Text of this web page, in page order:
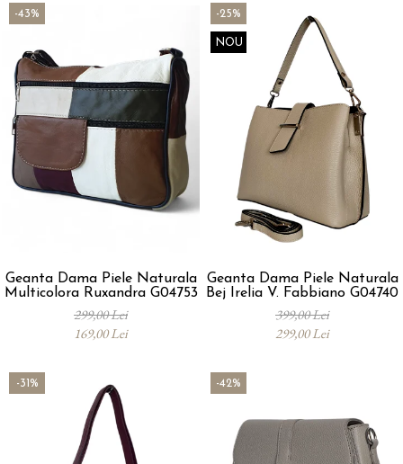
-43%
Geanta Dama Piele Naturala
Multicolora Ruxandra G04753
299,00 Lei
169,00 Lei
-25%
NOU
Geanta Dama Piele Naturala
Bej Irelia V. Fabbiano G04740
399,00 Lei
299,00 Lei
-31% -42%